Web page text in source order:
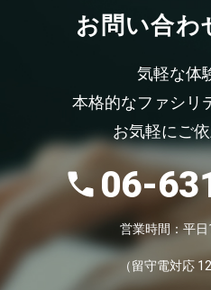
お問い合わ
気軽な体
本格的なファシリ
お気軽にご
06-
営業時間：平
（留守電対応